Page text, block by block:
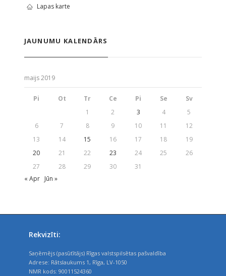
Lapas karte
JAUNUMU KALENDĀRS
maijs 2019
Pi Ot Tr Ce Pi Se
Sv
1
2 3 4
5
6
7 8 9 10 11
12
13
14 15 16 17 18
19
20
21 22 23 24 25
26
27
28 29 30
31
« Apr
Jūn »
Rekvizīti:
Saņēmējs (pasūtītājs) Rīgas valstspilsētas pašvaldība
Adrese: Rātslaukums 1, Rīga, LV-1050
NMR kods: 90011524360